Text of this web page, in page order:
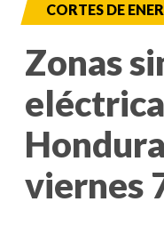
CORTES DE
Zonas
viernes